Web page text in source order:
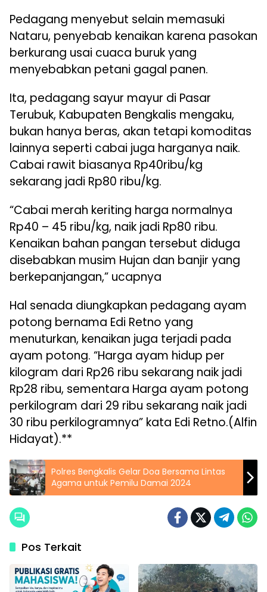
Pedagang menyebut selain memasuki
Nataru, penyebab kenaikan karena pasokan
berkurang usai cuaca buruk yang
menyebabkan petani gagal panen.
Ita, pedagang sayur mayur di Pasar
Terubuk, Kabupaten Bengkalis mengaku,
bukan hanya beras, akan tetapi komoditas
lainnya seperti cabai juga harganya naik.
Cabai rawit biasanya Rp40ribu/kg
sekarang jadi Rp80 ribu/kg.
“Cabai merah keriting harga normalnya
Rp40 – 45 ribu/kg, naik jadi Rp80 ribu.
Kenaikan bahan pangan tersebut diduga
disebabkan musim Hujan dan banjir yang
berkepanjangan,” ucapnya
Hal senada diungkapkan pedagang ayam
potong bernama Edi Retno yang
menuturkan, kenaikan juga terjadi pada
ayam potong. “Harga ayam hidup per
kilogram dari Rp26 ribu sekarang naik jadi
Rp28 ribu, sementara Harga ayam potong
perkilogram dari 29 ribu sekarang naik jadi
30 ribu perkilogramnya” kata Edi Retno.(Alfin
Hidayat).**
Polres Bengkalis Gelar Doa Bersama Lintas
Agama untuk Pemilu Damai 2024
Pos Terkait